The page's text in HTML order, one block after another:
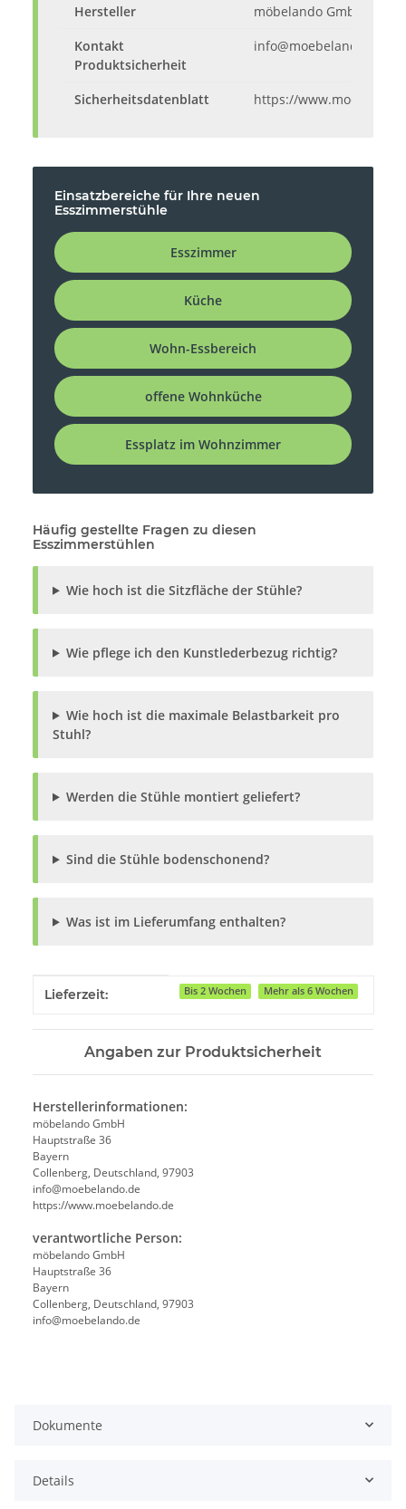
Hersteller
möbelando GmbH,
Kontakt
Produktsicherheit
info@moebelando.de
Sicherheitsdatenblatt https://
Einsatzbereiche für Ihre neuen
Esszimmerstühle
Esszimmer
Küche
Wohn-Essbereich
offene Wohnküche
Essplatz im Wohnzimmer
Häufig gestellte Fragen zu diesen
Esszimmerstühlen
Wie hoch ist die Sitzfläche der Stühle?
Wie pflege ich den Kunstlederbezug richtig?
Wie hoch ist die maximale Belastbarkeit pro
Stuhl?
Werden die Stühle montiert geliefert?
Sind die Stühle bodenschonend?
Was ist im Lieferumfang enthalten?
Produkteigenschaft
Wert
Lieferzeit: Bis 2 Wochen Mehr als 6 Wochen
Angaben zur Produktsicherheit
Herstellerinformationen:
möbelando GmbH
Hauptstraße 36
Bayern
Collenberg, Deutschland, 97903
info@moebelando.de
https://www.moebelando.de
verantwortliche Person:
möbelando GmbH
Hauptstraße 36
Bayern
Collenberg, Deutschland, 97903
info@moebelando.de
Dokumente
Details